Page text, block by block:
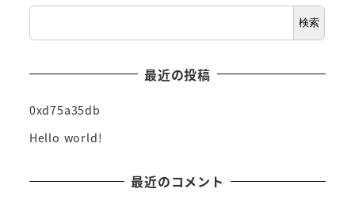
検索
最近の投稿
0xd75a35db
Hello world!
最近のコメント